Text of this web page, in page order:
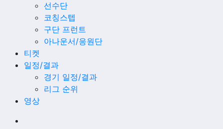
선수단
코칭스텝
구단 프런트
아나운서/응원단
티켓
일정/결과
경기 일정/결과
리그 순위
영상